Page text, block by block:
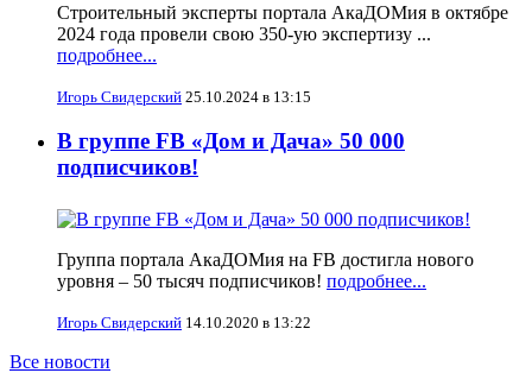
Строительный эксперты портала АкаДОМия в октябре
2024 года провели свою 350-ую экспертизу ...
подробнее...
Игорь Свидерский 25.10.2024 в 13:15
В группе FB «Дом и Дача» 50 000
подписчиков!
Группа портала АкаДОМия на FB достигла нового
уровня – 50 тысяч подписчиков! подробнее...
Игорь Свидерский 14.10.2020 в 13:22
Все новости